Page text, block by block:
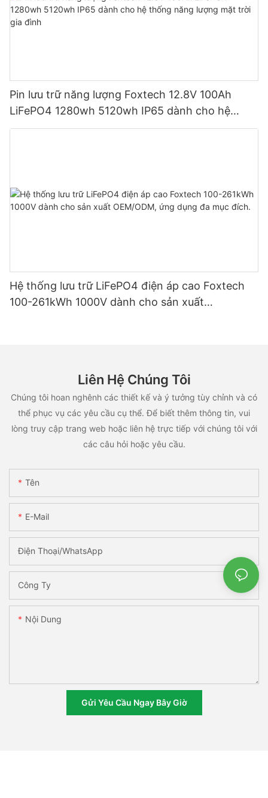
Pin lưu trữ năng lượng Foxtech 12.8V 100Ah
LiFePO4 1280wh 5120wh IP65 dành cho hệ
thống năng lượng mặt trời gia đình
Hệ thống lưu trữ LiFePO4 điện áp cao Foxtech
100-261kWh 1000V dành cho sản xuất
Liên Hệ Chúng Tôi
Chúng tôi hoan nghênh các thiết kế và ý tưởng tùy chỉnh và có
thể phục vụ các yêu cầu cụ thể. Để biết thêm thông tin, vui
lòng truy cập trang web hoặc liên hệ trực tiếp với chúng tôi với
các câu hỏi hoặc yêu cầu.
Tên
E-Mail
Điện Thoại/WhatsApp
Công Ty
Nội Dung
Gửi Yêu Cầu Ngay Bây Giờ